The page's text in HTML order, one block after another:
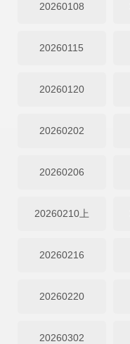
20260108
20260115
20260120
20260202
20260206
20260210上
20260216
20260220
20260302